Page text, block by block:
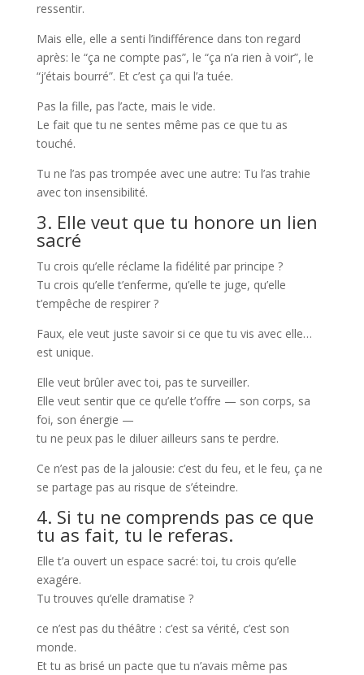
ressentir.
Mais elle, elle a senti l’indifférence dans ton regard
après: le “ça ne compte pas”, le “ça n’a rien à voir”, le
“j’étais bourré”. Et c’est ça qui l’a tuée.
Pas la fille, pas l’acte, mais le vide.
Le fait que tu ne sentes même pas ce que tu as
touché.
Tu ne l’as pas trompée avec une autre: Tu l’as trahie
avec ton insensibilité.
3. Elle veut que tu honore un lien
sacré
Tu crois qu’elle réclame la fidélité par principe ?
Tu crois qu’elle t’enferme, qu’elle te juge, qu’elle
t’empêche de respirer ?
Faux, ele veut juste savoir si ce que tu vis avec elle…
est unique.
Elle veut brûler avec toi, pas te surveiller.
Elle veut sentir que ce qu’elle t’offre — son corps, sa
foi, son énergie —
tu ne peux pas le diluer ailleurs sans te perdre.
Ce n’est pas de la jalousie: c’est du feu, et le feu, ça ne
se partage pas au risque de s’éteindre.
4. Si tu ne comprends pas ce que
tu as fait, tu le referas.
Elle t’a ouvert un espace sacré: toi, tu crois qu’elle
exagére.
Tu trouves qu’elle dramatise ?
ce n’est pas du théâtre : c’est sa vérité, c’est son
monde.
Et tu as brisé un pacte que tu n’avais même pas